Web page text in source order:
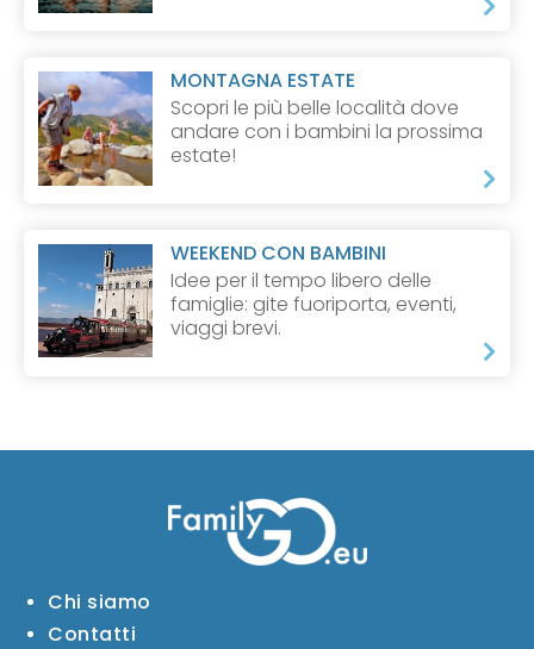
MONTAGNA ESTATE
Scopri le più belle località dove
andare con i bambini la prossima
estate!
WEEKEND CON BAMBINI
Idee per il tempo libero delle
famiglie: gite fuoriporta, eventi,
viaggi brevi.
Chi siamo
Contatti